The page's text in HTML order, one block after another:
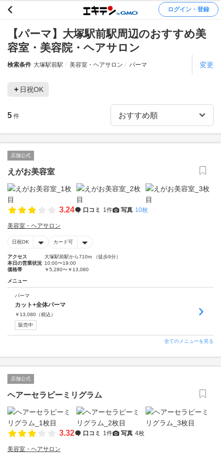
ログイン・登録
【パーマ】大塚駅前駅周辺のおすすめ美
容室・美容院・ヘアサロン
検索条件 大塚駅前駅 美容室・ヘアサロン パーマ 変更
日祝OK
5 件
店舗公式
えがお美容室
3.24 口コミ 1件 写真 10枚
美容室・ヘアサロン
日祝OK カード可
アクセス
大塚駅前駅から710m （徒歩9分）
本日の営業状況 10:00〜19:00
価格帯
￥5,280〜￥13,080
メニュー
パーマ
カット+全体パーマ
￥ 13,080 （税込）
販売中
全てのメニューを見る
店舗公式
ヘアーセラピーミリグラム
3.32 口コミ 1件 写真 4枚
美容室・ヘアサロン